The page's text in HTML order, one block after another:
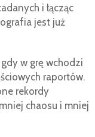
i łącząc
jest już
w grę wchodzi
raportów.
rekordy
chaosu i mniej